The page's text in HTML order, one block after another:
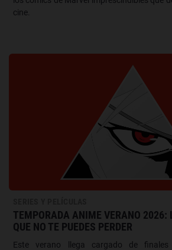
cine.
TEMPORADA ANIME VERANO 2026:
QUE NO TE PUEDES PERDER
Este verano llega cargado de finales